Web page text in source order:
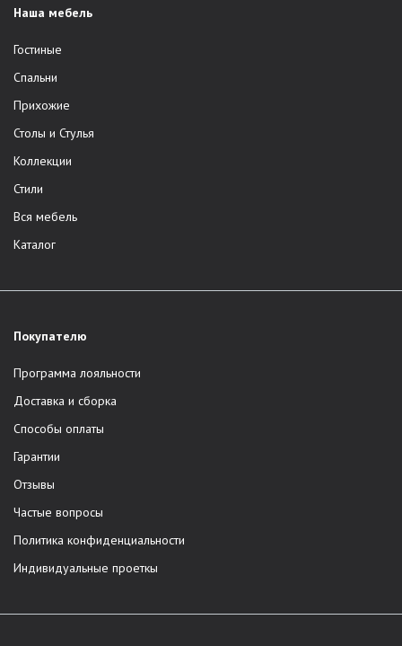
Наша мебель
Гостиные
Спальни
Прихожие
Столы и Стулья
Коллекции
Стили
Вся мебель
Каталог
Покупателю
Программа лояльности
Доставка и сборка
Способы оплаты
Гарантии
Отзывы
Частые вопросы
Политика конфиденциальности
Индивидуальные проеткы